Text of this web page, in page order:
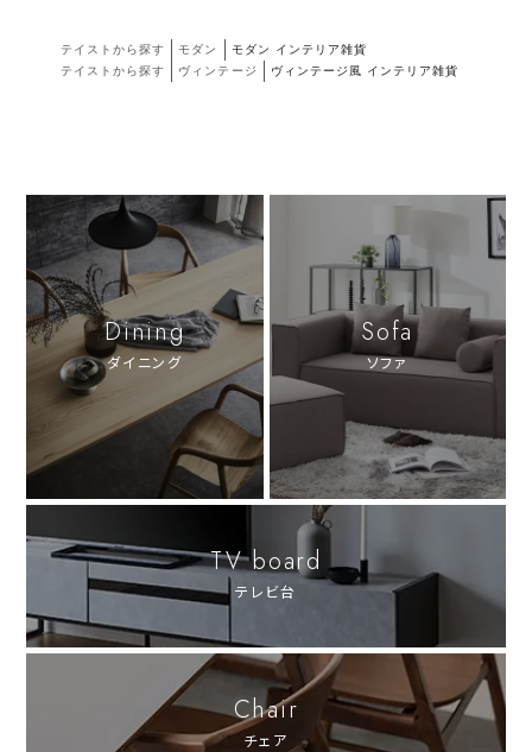
テイストから探す モダン
モダン インテリア雑貨
テイストから探す
ヴィンテージ ヴィンテージ風 インテリア雑貨
Dining
ダイニング
Sofa
ソファ
TV board
テレビ台
Chair
チェア